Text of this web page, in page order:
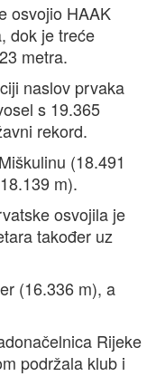
osvojio HAAK
dok je treće
metra.
naslov prvaka
s 19.365
rekord.
(18.491
m).
osvojila je
također uz
(16.336 m), a
Rijeke
podržala klub i